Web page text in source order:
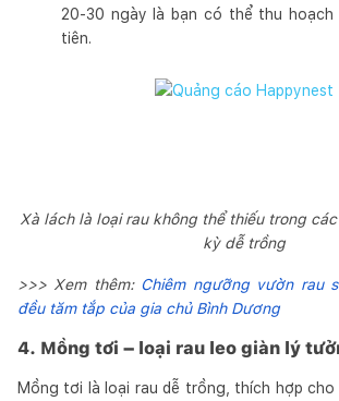
20-30 ngày là bạn có thể thu hoạch
tiên.
Xà lách là loại rau không thể thiếu trong
kỳ dễ trồng
>>> Xem thêm: Chiêm ngưỡng vườn rau
đều tăm tắp của gia chủ Bình Dương
4. Mồng tơi – loại rau leo giàn lý
Mồng tơi là loại rau dễ trồng, thích hợp